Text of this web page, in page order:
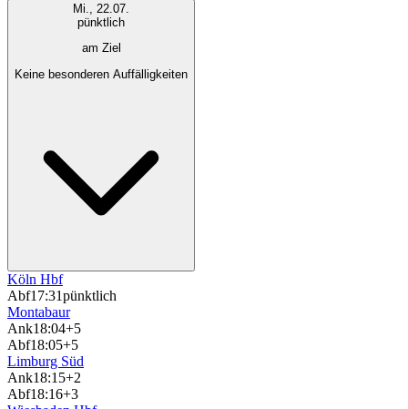
Mi., 22.07.
pünktlich
am Ziel
Keine besonderen Auffälligkeiten
Köln Hbf
Abf17:31pünktlich
Montabaur
Ank18:04+5
Abf18:05+5
Limburg Süd
Ank18:15+2
Abf18:16+3